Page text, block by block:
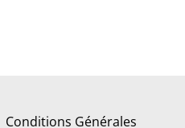
Conditions Générales